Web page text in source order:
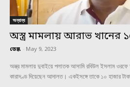
অন্যান্য
অস্ত্র মামলায় আরাভ খানের
ডেস্ক - May 9, 2023
অস্ত্র মামলায় দুবাইয়ে পলাতক আসামি রবিউল ইসলাম
কারাদণ্ড দিয়েছেন আদালত। একইসঙ্গে তাকে ১০ হাজার